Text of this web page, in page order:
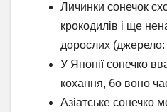
Личинки сонечок
крокодилів і ще
дорослих (джерело:
У Японії сонечко
кохання, бо воно
Азіатське сонечко